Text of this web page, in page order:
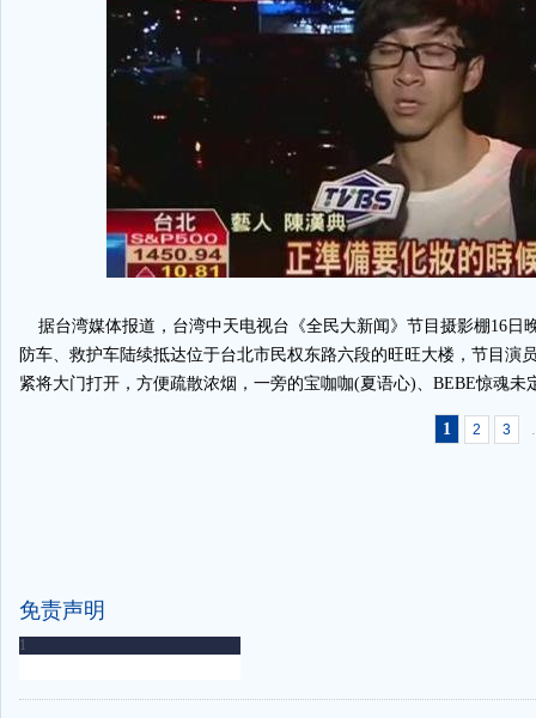
据台湾媒体报道，台湾中天电视台《全民大新闻》节目摄影棚16日
防车、救护车陆续抵达位于台北市民权东路六段的旺旺大楼，节目演
紧将大门打开，方便疏散浓烟，一旁的宝咖咖(夏语心)、BEBE惊魂未
1 2 3
免责声明
-